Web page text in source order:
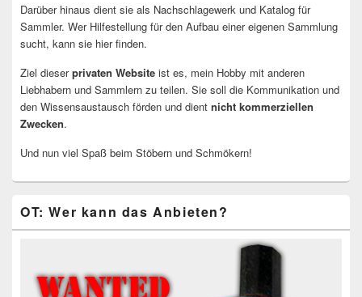
Darüber hinaus dient sie als Nachschlagewerk und Katalog für
Sammler. Wer Hilfestellung für den Aufbau einer eigenen Sammlung
sucht, kann sie hier finden.
Ziel dieserprivaten Website ist es, mein Hobby mit anderen
Liebhabern und Sammlern zu teilen. Sie soll die Kommunikation und
den Wissensaustausch förden und dient nicht kommerziellen
Zwecken.
Und nun viel Spaß beim Stöbern und Schmökern!
OT: Wer kann das Anbieten?